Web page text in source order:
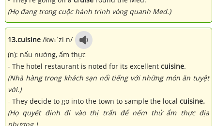
(Họ đang trong cuộc hành trình vòng quanh Med.)
13.cuisine /kwɪˈziːn/
(n): nấu nướng, ẩm thực
- The hotel restaurant is noted for its excellent cuisine.
(Nhà hàng trong khách sạn nổi tiếng với những món ăn tuyệt
vời.)
- They decide to go into the town to sample the local cuisine.
(Họ quyết định đi vào thị trấn để nếm thử ẩm thực địa